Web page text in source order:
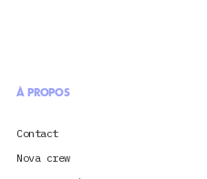
À PROPOS
Contact
Nova crew